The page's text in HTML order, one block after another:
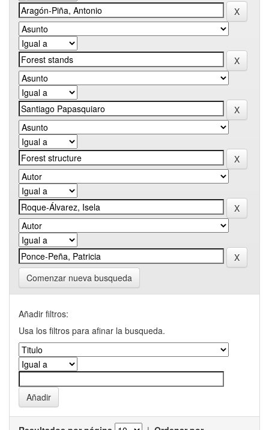
Comenzar nueva busqueda
Añadir filtros:
Usa los filtros para afinar la busqueda.